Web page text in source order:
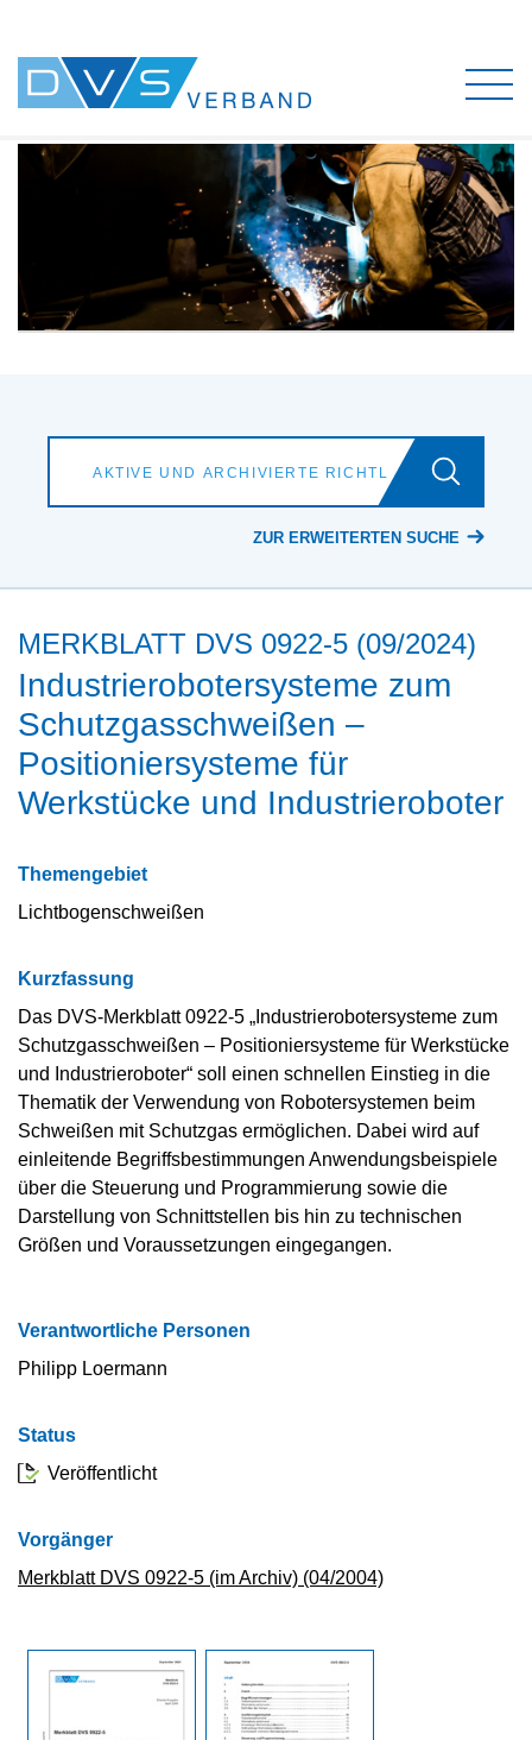
ZUR ERWEITERTEN SUCHE
MERKBLATT DVS 0922-5 (09/2024)
Industrierobotersysteme zum
Schutzgasschweißen –
Positioniersysteme für
Werkstücke und Industrieroboter
Themengebiet
Lichtbogenschweißen
Kurzfassung
Das DVS-Merkblatt 0922-5 „Industrierobotersysteme zum
Schutzgasschweißen – Positioniersysteme für Werkstücke
und Industrieroboter“ soll einen schnellen Einstieg in die
Thematik der Verwendung von Robotersystemen beim
Schweißen mit Schutzgas ermöglichen. Dabei wird auf
einleitende Begriffsbestimmungen Anwendungsbeispiele
über die Steuerung und Programmierung sowie die
Darstellung von Schnittstellen bis hin zu technischen
Größen und Voraussetzungen eingegangen.
Verantwortliche Personen
Philipp Loermann
Status
Veröffentlicht
Vorgänger
Merkblatt DVS 0922-5 (im Archiv) (04/2004)